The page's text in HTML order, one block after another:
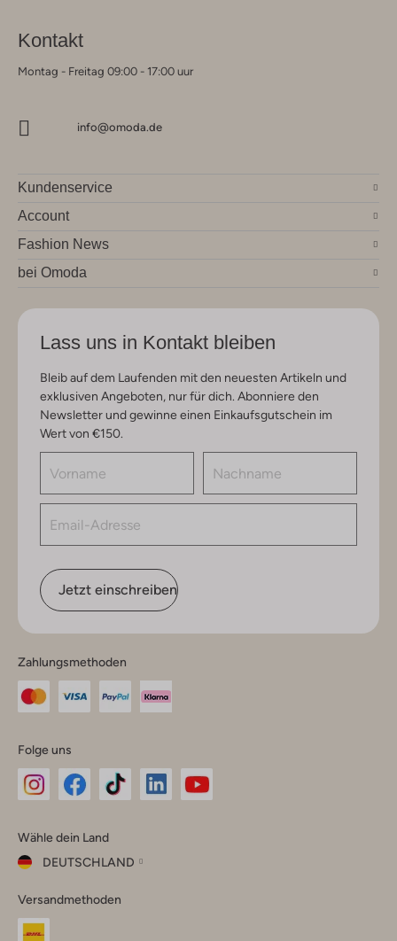
Kontakt
Montag - Freitag 09:00 - 17:00 uur
info@omoda.de
Kundenservice
Account
Fashion News
bei Omoda
Lass uns in Kontakt bleiben
Bleib auf dem Laufenden mit den neuesten Artikeln und
exklusiven Angeboten, nur für dich. Abonniere den
Newsletter und gewinne einen Einkaufsgutschein im
Wert von €150.
Jetzt einschreiben
Zahlungsmethoden
Folge uns
Instagram
Facebook
TikTok
Wähle dein Land
DEUTSCHLAND
dein
Land
Versandmethoden